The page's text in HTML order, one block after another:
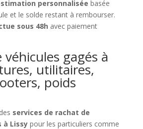
personnalisée basée
et le solde restant à rembourser.
sous 48h avec paiement
véhicules gagés à
utilitaires,
poids
services de rachat de
à Lissypour les particuliers comme